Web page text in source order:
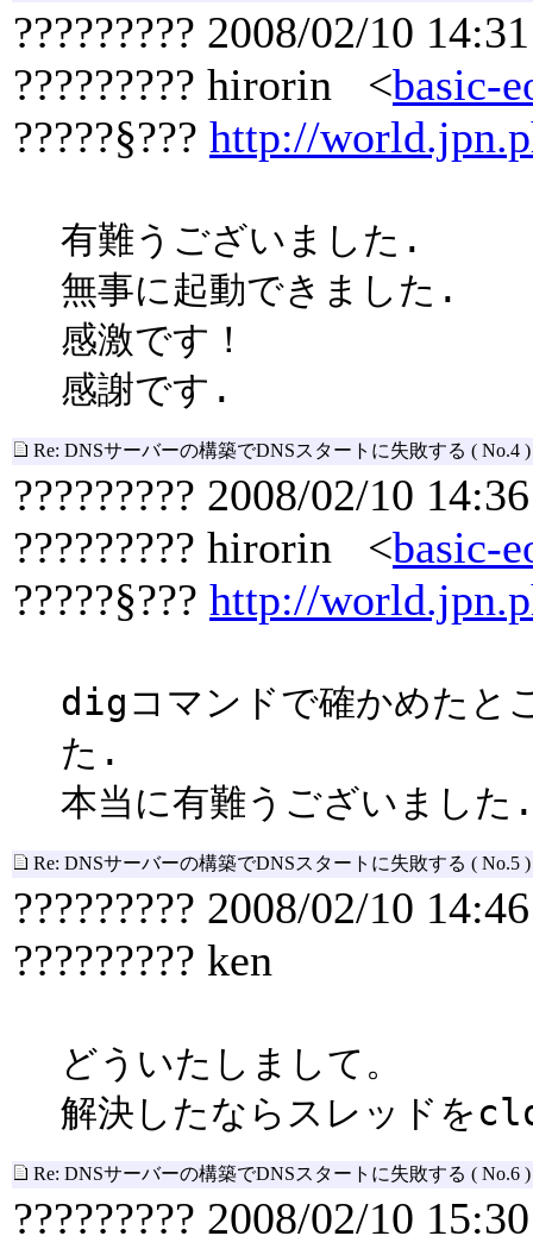
????????? 2008/02/10 14:31
????????? hirorin <basic-
?????§??? http://
有難うございました.
無事に起動できました.
感激です！
感謝です.
Re: DNSサーバーの構築でDNSスタートに失敗する ( No.4 )
????????? 2008/02/10 14:36
????????? hirorin <basic-
?????§??? http://
digコマンドで確かめたと
た.
本当に有難うございました
Re: DNSサーバーの構築でDNSスタートに失敗する ( No.5 )
????????? 2008/02/10 14:46
????????? ken
どういたしまして。
解決したならスレッドを
Re: DNSサーバーの構築でDNSスタートに失敗する ( No.6 )
????????? 2008/02/10 15:30